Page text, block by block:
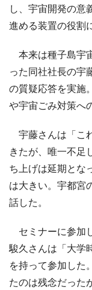
し、宇宙開発の意
進める装置の役割
本来は種子島宇
った同社社長の宇
の質疑応答を実施
や宇宙ごみ対策へ
宇藤さんは「こ
きたが、唯一不足
ち上げは延期とな
は大きい。宇都宮
話した。
セミナーに参加
駿久さんは「大学
を持って参加した
たのは残念だった